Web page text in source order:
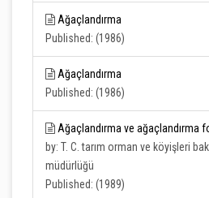
Ağaçlandırma
Published: (1986)
Ağaçlandırma
Published: (1986)
Ağaçlandırma ve ağaçlandırma
by: T. C. tarım orman ve köyişleri
müdürlüğü
Published: (1989)